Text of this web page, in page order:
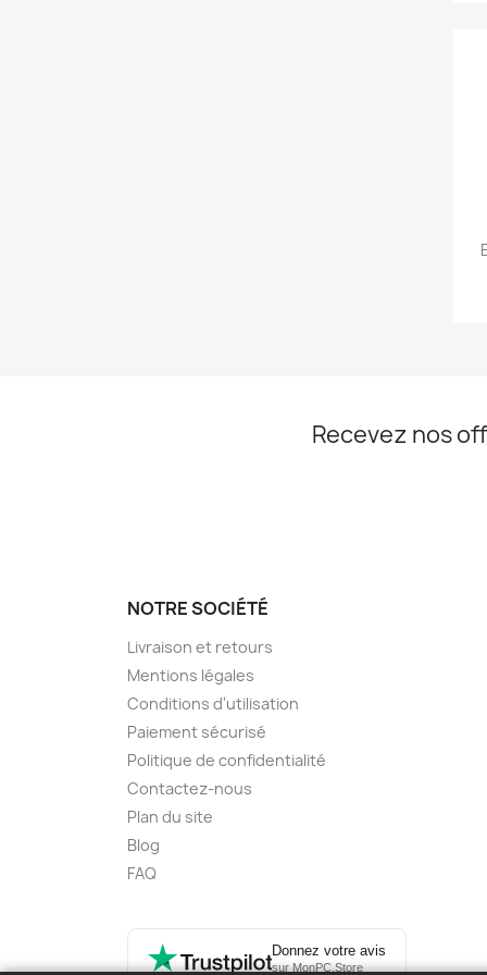
Recevez nos
NOTRE SOCIÉTÉ
Livraison et retours
Mentions légales
Conditions d'utilisation
Paiement sécurisé
Politique de confidentialité
Contactez-nous
Plan du site
Blog
FAQ
Donnez votre avis
sur MonPC.Store